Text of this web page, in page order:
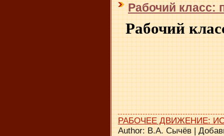
Рабочий класс:
Рабочий
РАБОЧЕЕ ДВИЖЕНИЕ:
Author: В.А. Сычёв |